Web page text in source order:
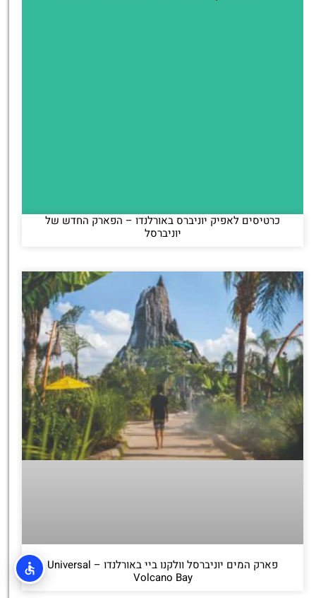
כרטיסים לאפיק יוניברס באורלנדו – הפארק החדש של
יוניברסל
פארק המים יוניברסל וולקנו ביי באורלנדו – Universal
Volcano Bay